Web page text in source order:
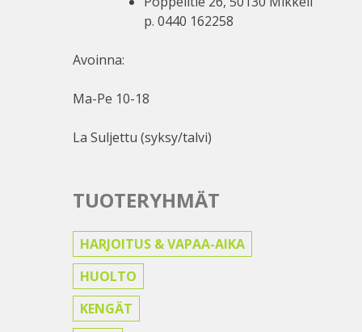
p. 0440 162258
Avoinna:
Ma-Pe 10-18
La Suljettu (syksy/talvi)
TUOTERYHMÄT
HARJOITUS & VAPAA-AIKA
HUOLTO
KENGÄT